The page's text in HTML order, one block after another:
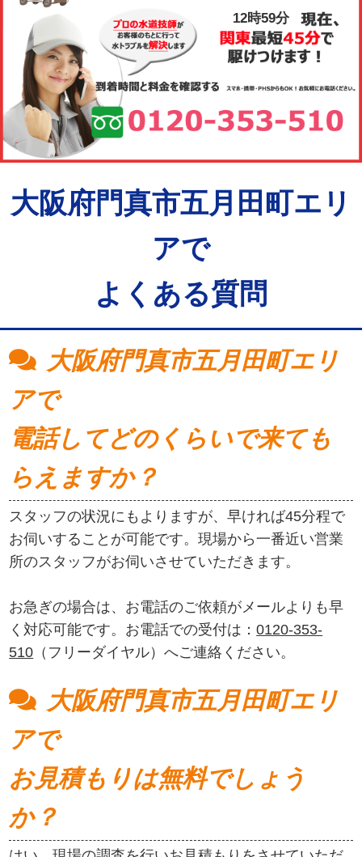
12時59分
大阪府門真市五月田町エリ
アで
よくある質問
大阪府門真市五月田町エリ
アで
電話してどのくらいで来ても
らえますか？
スタッフの状況にもよりますが、早ければ45分程で
お伺いすることが可能です。現場から一番近い営業
所のスタッフがお伺いさせていただきます。
お急ぎの場合は、お電話のご依頼がメールよりも早
く対応可能です。お電話での受付は：0120-353-
510 （フリーダイヤル）へご連絡ください。
大阪府門真市五月田町エリ
アで
お見積もりは無料でしょう
か？